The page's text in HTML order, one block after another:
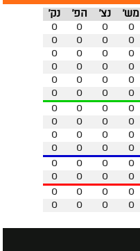
נק' הפ' נצ' מש'
0
0 0 0
0
0 0 0
0
0 0 0
0
0 0 0
0
0 0 0
0
0 0 0
0
0 0 0
0
0 0 0
0
0 0 0
0
0 0 0
0
0 0 0
0
0 0 0
0
0 0 0
0
0 0 0